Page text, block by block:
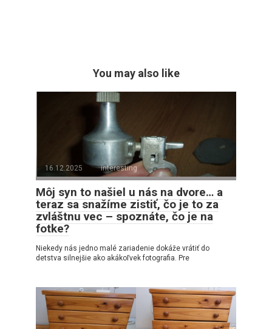
You may also like
16.12.2025 interesting
Môj syn to našiel u nás na dvore… a
teraz sa snažíme zistiť, čo je to za
zvláštnu vec – spoznáte, čo je na
fotke?
Niekedy nás jedno malé zariadenie dokáže vrátiť do
detstva silnejšie ako akákoľvek fotografia. Pre